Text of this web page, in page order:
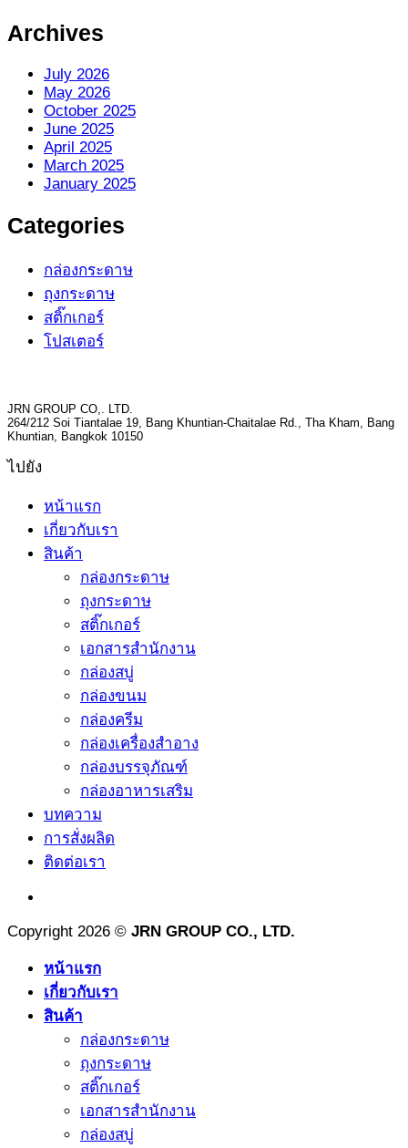
Archives
July 2026
May 2026
October 2025
June 2025
April 2025
March 2025
January 2025
Categories
กล่องกระดาษ
ถุงกระดาษ
สติ๊กเกอร์
โปสเตอร์
JRN GROUP CO,. LTD.
264/212 Soi Tiantalae 19, Bang Khuntian-Chaitalae Rd., Tha Kham, Bang
Khuntian, Bangkok 10150
ไปยัง
หน้าแรก
เกี่ยวกับเรา
สินค้า
กล่องกระดาษ
ถุงกระดาษ
สติ๊กเกอร์
เอกสารสำนักงาน
กล่องสบู่
กล่องขนม
กล่องครีม
กล่องเครื่องสำอาง
กล่องบรรจุภัณฑ์
กล่องอาหารเสริม
บทความ
การสั่งผลิด
ติดต่อเรา
Copyright 2026 © JRN GROUP CO., LTD.
หน้าแรก
เกี่ยวกับเรา
สินค้า
กล่องกระดาษ
ถุงกระดาษ
สติ๊กเกอร์
เอกสารสำนักงาน
กล่องสบู่